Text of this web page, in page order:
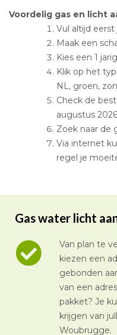
Voordelig gas en licht
Vul altijd
Maak een
Kies een 1
Klik op het
NL, groen,
Check de
augustus
Zoek naar de
Via internet
regel je
Gas water licht
Van plan te
kiezen een
gebonden
van een
pakket? Je
krijgen van
Woubrugge.